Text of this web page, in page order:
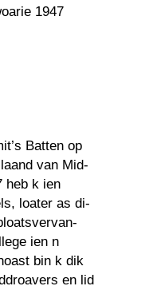
1947
Batten op
van Mid-
heb k ien
loater as di-
ien n
bin k dik
en lid